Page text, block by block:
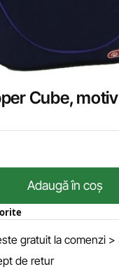
Cube,
Adaugă în coș
gratuit la comenzi >
de retur